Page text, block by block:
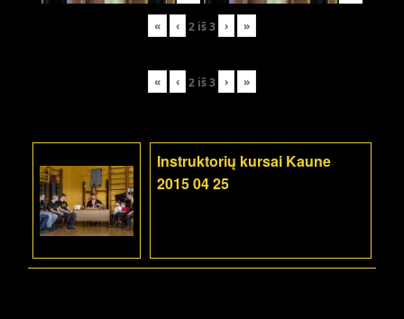
« ‹ 2 iš3 › »
« ‹ 2 iš3 › »
Instruktorių kursai Kaune
2015 04 25